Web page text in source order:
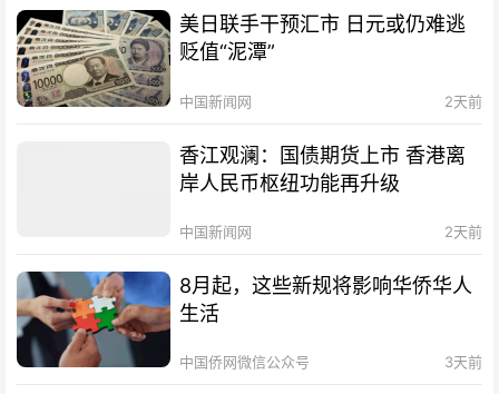
美日联手干预汇市 日元或仍难逃
贬值“泥潭”
中国新闻网 2天前
香江观澜：国债期货上市 香港离
岸人民币枢纽功能再升级
中国新闻网 2天前
8月起，这些新规将影响华侨华人
生活
中国侨网微信公众号 3天前